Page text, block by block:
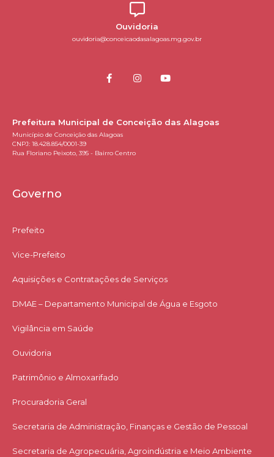
Ouvidoria
ouvidoria@conceicaodasalagoas.mg.gov.br
Prefeitura Municipal de Conceição das Alagoas
Município de Conceição das Alagoas
CNPJ: 18.428.854/0001-39
Rua Floriano Peixoto, 395 - Bairro Centro
Governo
Prefeito
Vice-Prefeito
Aquisições e Contratações de Serviços​
DMAE – Departamento Municipal de Água e Esgoto
Vigilância em Saúde
Ouvidoria
Patrimônio e Almoxarifado
Procuradoria Geral
Secretaria de Administração, Finanças e Gestão de Pessoal
Secretaria de Agropecuária, Agroindústria e Meio Ambiente